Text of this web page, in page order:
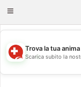
Toggle
💖
Trova la tua
Scarica subito la